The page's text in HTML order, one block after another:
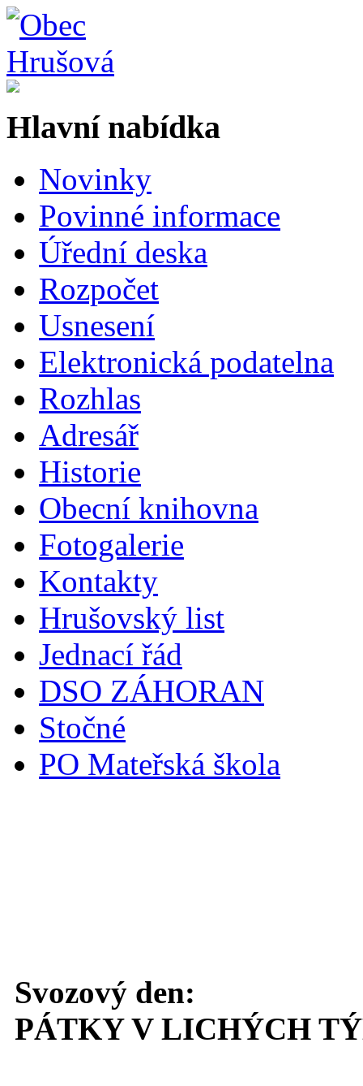
Hlavní nabídka
Novinky
Povinné informace
Úřední deska
Rozpočet
Usnesení
Elektronická podatelna
Rozhlas
Adresář
Historie
Obecní knihovna
Fotogalerie
Kontakty
Hrušovský list
Jednací řád
DSO ZÁHORAN
Stočné
PO Mateřská škola
Svozový den:
PÁTKY V LICHÝCH